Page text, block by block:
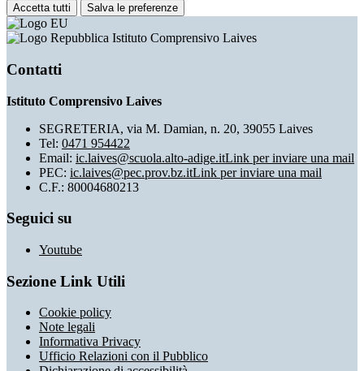
Accetta tutti Salva le preferenze
Istituto Comprensivo Laives
Contatti
Istituto Comprensivo Laives
SEGRETERIA, via M. Damian, n. 20, 39055 Laives
Tel: 0471 954422
Email: ic.laives@scuola.alto-adige.itLink per inviare una mail
PEC: ic.laives@pec.prov.bz.itLink per inviare una mail
C.F.: 80004680213
Seguici su
Youtube
Sezione Link Utili
Cookie policy
Note legali
Informativa Privacy
Ufficio Relazioni con il Pubblico